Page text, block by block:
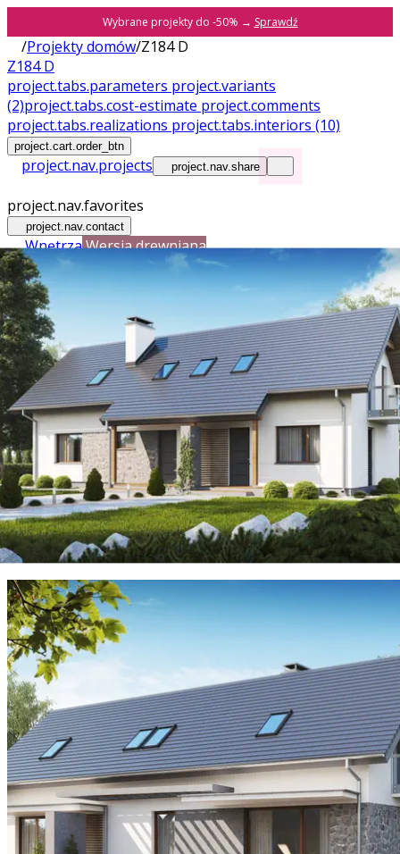
Wybrane projekty do -50% → Sprawdź
/Projekty domów/Z184 D
Z184 D
project.tabs.parameters project.variants
(2)project.tabs.cost-estimate project.comments
project.tabs.realizations project.tabs.interiors (10)
project.cart.order_btn
project.nav.projects project.nav.share
project.nav.favorites
project.nav.contact
WnętrzaWersja drewniana